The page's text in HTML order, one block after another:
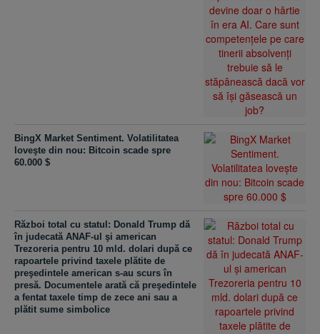
BingX Market Sentiment. Volatilitatea
loveşte din nou: Bitcoin scade spre
60.000 $
Război total cu statul: Donald Trump dă
în judecată ANAF-ul şi american
Trezoreria pentru 10 mld. dolari după ce
rapoartele privind taxele plătite de
preşedintele american s-au scurs în
presă. Documentele arată că preşedintele
a fentat taxele timp de zece ani sau a
plătit sume simbolice